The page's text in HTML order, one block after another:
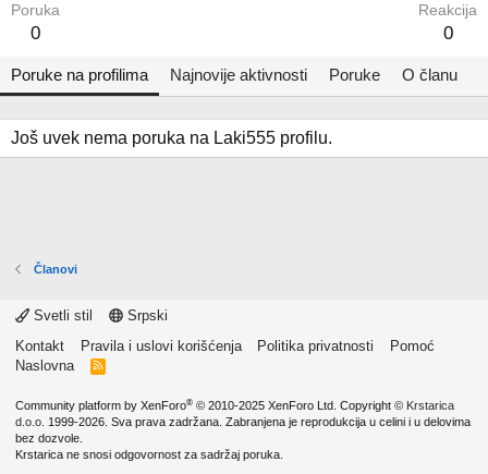
Poruka
0
Reakcija
0
Poruke na profilima Najnovije aktivnosti Poruke O članu
Još uvek nema poruka na Laki555 profilu.
Članovi
Svetli stil
Srpski
Kontakt
Pravila i uslovi korišćenja Politika privatnosti
Pomoć
Naslovna
R
Community platform by XenForo® © 2010-2025 XenForo Ltd. Copyright © Krstarica
d.o.o. 1999-2026. Sva prava zadržana. Zabranjena je reprodukcija u celini i u delovima
bez dozvole.
Krstarica ne snosi odgovornost za sadržaj poruka.